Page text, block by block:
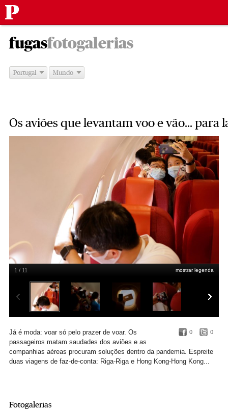
parafugas -
fotogalerias
Portugal Mundo
Os aviões que levantam voo e vão... para
mostrar legenda
1 / 11
0 0
Já é moda: voar só pelo prazer de voar. Os
passageiros matam saudades dos aviões e as
companhias aéreas procuram soluções dentro da pandemia. Espreite
duas viagens de faz-de-conta: Riga-Riga e Hong Kong-Hong Kong...
Fotogalerias